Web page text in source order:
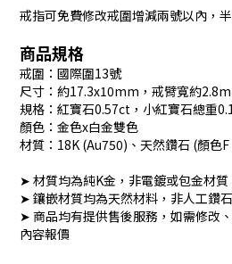
戒指可免費修改戒圍增減兩號以內，
商品規格
戒圍：國際圍13號
尺寸：約17.3x10mm，戒臂寬約
規格：紅寶石0.57ct，小紅寶石總重
顏色：金色x白金雙色
材質：18K (Au750)、天然鑽石 (顏色
➤ 材質均為純K金，非電鍍或包金材
➤ 鑲嵌材質均為天然材料，非人工鑽
➤ 商品均有提供售後服務，如需修改
內容報價